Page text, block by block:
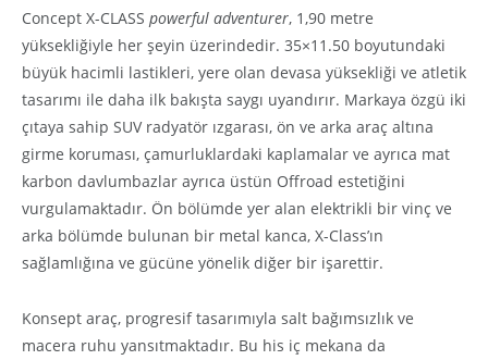
Concept X-CLASS powerful adventurer, 1,90 metre
yüksekliğiyle her şeyin üzerindedir. 35×11.50 boyutundaki
büyük hacimli lastikleri, yere olan devasa yüksekliği ve atletik
tasarımı ile daha ilk bakışta saygı uyandırır. Markaya özgü iki
çıtaya sahip SUV radyatör ızgarası, ön ve arka araç altına
girme koruması, çamurluklardaki kaplamalar ve ayrıca mat
karbon davlumbazlar ayrıca üstün Offroad estetiğini
vurgulamaktadır. Ön bölümde yer alan elektrikli bir vinç ve
arka bölümde bulunan bir metal kanca, X-Class’ın
sağlamlığına ve gücüne yönelik diğer bir işarettir.
Konsept araç, progresif tasarımıyla salt bağımsızlık ve
macera ruhu yansıtmaktadır. Bu his iç mekana da